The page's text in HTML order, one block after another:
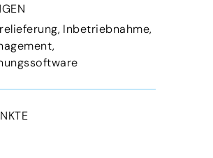
Inbetriebnahme,